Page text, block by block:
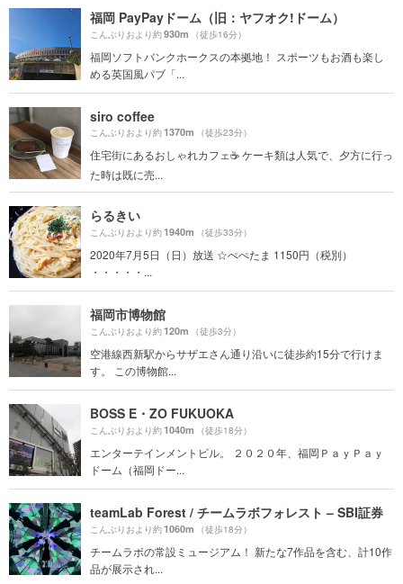
福岡 PayPayドーム（旧：ヤフオク!ドーム）
こんぶりおより約930m （徒歩16分）
福岡ソフトバンクホークスの本拠地！ スポーツもお酒も楽し
める英国風パブ「...
siro coffee
こんぶりおより約1370m （徒歩23分）
住宅街にあるおしゃれカフェ☕️ ケーキ類は人気で、夕方に行っ
た時は既に売...
らるきい
こんぶりおより約1940m （徒歩33分）
2020年7月5日（日）放送 ☆ぺぺたま 1150円（税別）
・・・・・...
福岡市博物館
こんぶりおより約120m （徒歩3分）
空港線西新駅からサザエさん通り沿いに徒歩約15分で行けま
す。 この博物館...
BOSS E・ZO FUKUOKA
こんぶりおより約1040m （徒歩18分）
エンターテインメントビル。 ２０２０年、福岡ＰａｙＰａｙ
ドーム（福岡ドー...
teamLab Forest / チームラボフォレスト – SBI証券
こんぶりおより約1060m （徒歩18分）
チームラボの常設ミュージアム！ 新たな7作品を含む、計10作
品が展示され...